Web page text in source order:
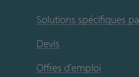
Solutions spécifiques
Devis
Offres d’emploi